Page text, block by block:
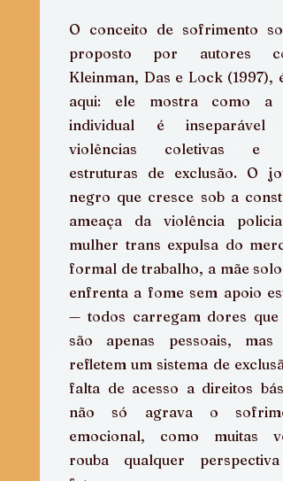
O conceito de sofrimento
proposto por autores
Kleinman, Das e Lock (1997), é
aqui: ele mostra como a
individual é inseparável
violências coletivas e
estruturas de exclusão. O
negro que cresce sob a
ameaça da violência
mulher trans expulsa do
formal de trabalho, a mãe solo
enfrenta a fome sem apoio
— todos carregam dores que
são apenas pessoais, mas
refletem um sistema de
falta de acesso a direitos
não só agrava o
emocional, como muitas
rouba qualquer perspectiva